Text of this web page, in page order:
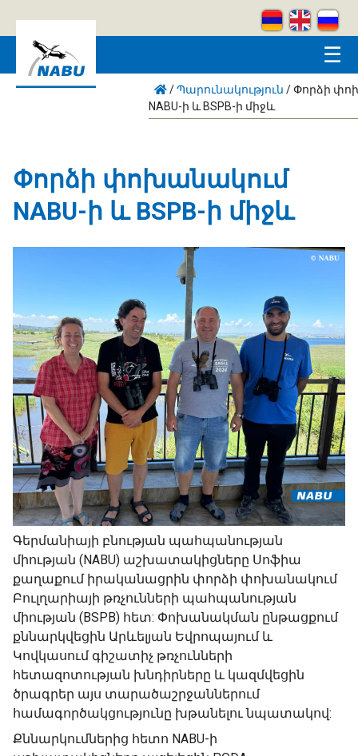
☰
/Պարունակություն /Փորձի
NABU-ի և BSPB-ի միջև
Փորձի փոխանակում
NABU-ի և BSPB-ի միջև
Գերմանիայի բնության պահպանության
միության (NABU) աշխատակիցները Սոֆիա
քաղաքում իրականացրին փորձի փոխանակում
Բուլղարիայի թռչունների պահպանության
միության (BSPB) հետ: Փոխանակման ընթացքում
քննարկվեցին Արևելյան Եվրոպայում և
Կովկասում գիշատիչ թռչունների
հետազոտության խնդիրները և կազմվեցին
ծրագրեր այս տարածաշրջաններում
համագործակցությունը խթանելու նպատակով:
Քննարկումներից հետո NABU-ի